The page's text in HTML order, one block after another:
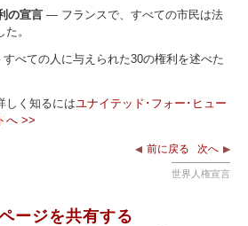
ージを共有する
の宣言 ― フランスで、すべての市民は法
。
べての人に与えられた30の権利を述べた
しく知るにはユナイテッド･フォー･ヒュー
へ >>
前に戻る 次へ
世界人権宣言